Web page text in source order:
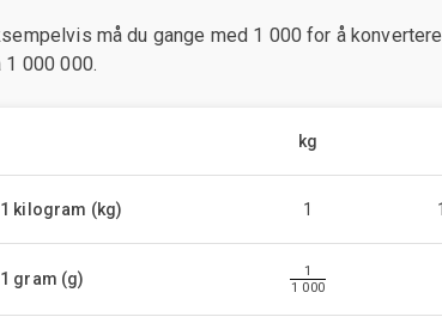
må du gange med 1 000 for å
1 000 000.
kg
1 kilogram (kg) 1
1 gram (g)
1
1 000